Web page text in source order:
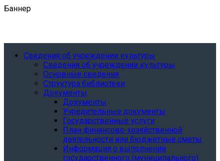
Баннер
Сведения об учреждении культуры
Сведения об учреждении культуры
Основные сведения
Структура библиотеки
Документы
Документы
Учредительные документы
Государственные услуги
План финансово-хозяйственной
деятельности или бюджетные сметы
Информация о выполнении
государственного (муниципального)